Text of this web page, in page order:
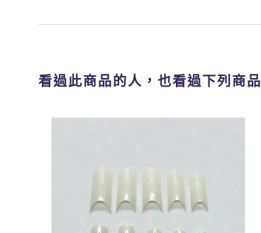
看過此商品的人，也看過下列商品